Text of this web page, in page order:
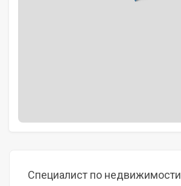
Специалист по недвижимости